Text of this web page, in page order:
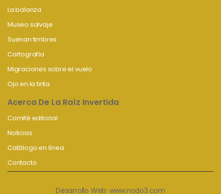
La balanza
Museo salvaje
Suenan timbres
Cartografía
Migraciones sobre el vuelo
Ojo en la tinta
Acerca De La Raíz Invertida
Comité editorial
Noticias
Catálogo en línea
Contacto
Desarrollo Web: www.nodo3.com